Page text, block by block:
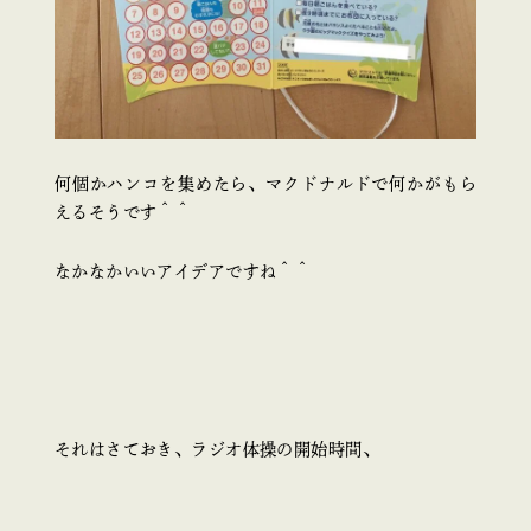
何個かハンコを集めたら、マクドナルドで何かがもら
えるそうです＾＾
なかなかいいアイデアですね＾＾
それはさておき、ラジオ体操の開始時間、